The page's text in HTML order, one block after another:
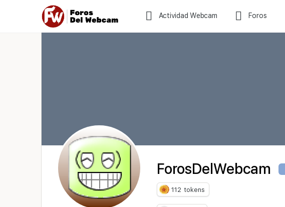
Actividad Webcam Foros
ForosDelWebcam
112 tokens